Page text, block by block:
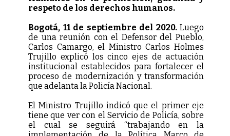
respeto de los derechos humanos.
Bogotá, 11 de septiembre del 2020.Luego
de una reunión con el Defensor del Pueblo,
Carlos Camargo, el Ministro Carlos Holmes
Trujillo explicó los cinco ejes de actuación
institucional establecidos para fortalecer el
proceso de modernización y transformación
que adelanta la Policía Nacional.
El Ministro Trujillo indicó que el primer eje
tiene que ver con el Servicio de Policía, sobre
el cual se seguirá “trabajando en la